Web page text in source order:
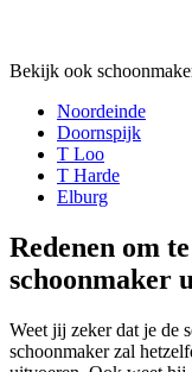
Bekijk ook
Noordeinde
Doornspijk
T Loo
T Harde
Elburg
Redenen om
schoonmaker
Weet jij zeker dat je de
schoonmaker zal